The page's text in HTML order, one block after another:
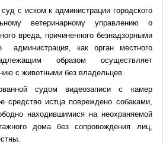
с иском к администрации городского
ветеринарному управлению о
вреда, причиненного безнадзорными
администрация, как орган местного
образом осуществляет
с животными без владельцев.
судом видеозаписи с камер
средство истца повреждено собаками,
находившимися на неохраняемой
дома без сопровождения лиц,